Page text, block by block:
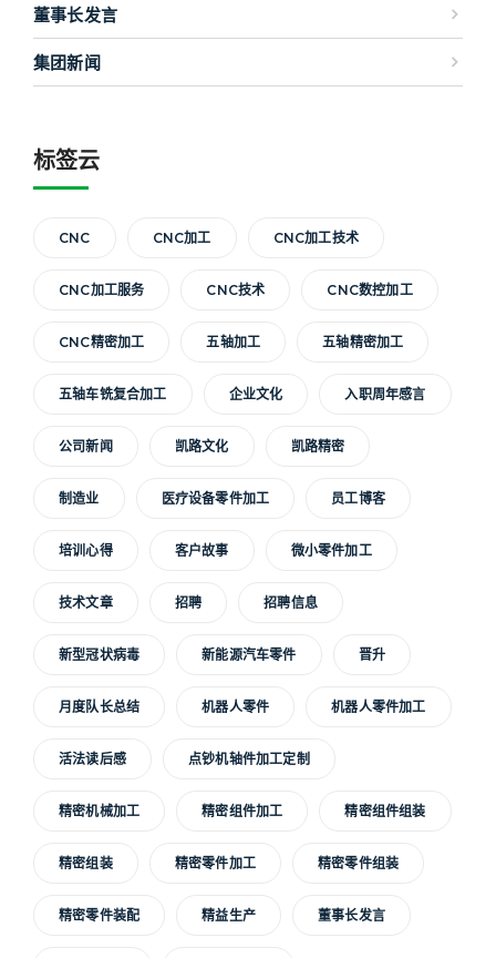
董事长发言
集团新闻
标签云
CNC CNC加工 CNC加工技术
CNC加工服务 CNC技术 CNC数控加工
CNC精密加工 五轴加工 五轴精密加工
五轴车铣复合加工 企业文化 入职周年感言
公司新闻 凯路文化 凯路精密
制造业 医疗设备零件加工 员工博客
培训心得 客户故事 微小零件加工
技术文章 招聘 招聘信息
新型冠状病毒 新能源汽车零件 晋升
月度队长总结 机器人零件 机器人零件加工
活法读后感 点钞机轴件加工定制
精密机械加工 精密组件加工 精密组件组装
精密组装 精密零件加工 精密零件组装
精密零件装配 精益生产 董事长发言